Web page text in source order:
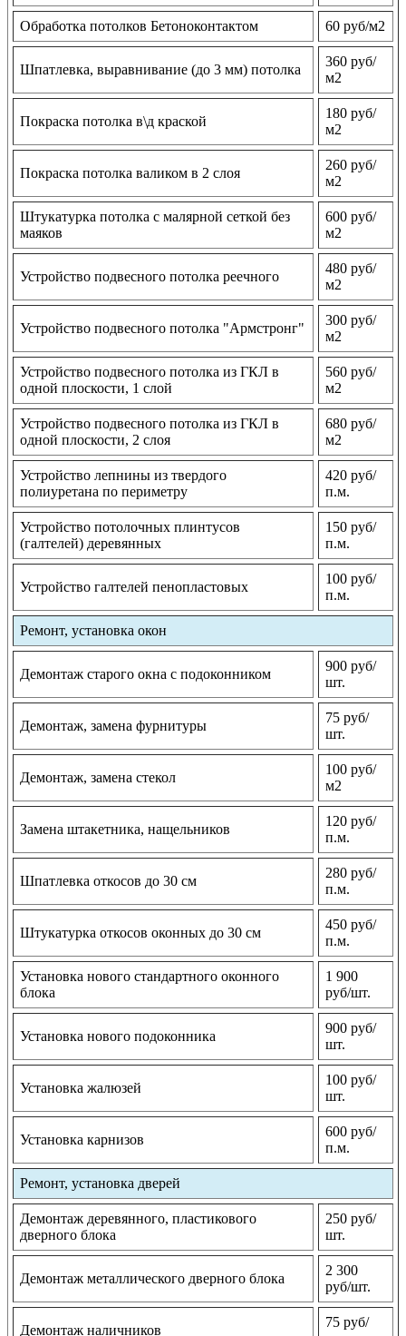
Обработка потолков Бетоноконтактом 60 руб/м2
Шпатлевка, выравнивание (до 3 мм) потолка
360 руб/
м2
Покраска потолка в\д краской
180 руб/
м2
Покраска потолка валиком в 2 слоя
260 руб/
м2
Штукатурка потолка с малярной сеткой без
маяков
600 руб/
м2
Устройство подвесного потолка реечного
480 руб/
м2
Устройство подвесного потолка "Армстронг"
300 руб/
м2
Устройство подвесного потолка из ГКЛ в
одной плоскости, 1 слой
560 руб/
м2
Устройство подвесного потолка из ГКЛ в
одной плоскости, 2 слоя
680 руб/
м2
Устройство лепнины из твердого
полиуретана по периметру
420 руб/
п.м.
Устройство потолочных плинтусов
(галтелей) деревянных
150 руб/
п.м.
Устройство галтелей пенопластовых
100 руб/
п.м.
Ремонт, установка окон
Демонтаж старого окна с подоконником
900 руб/
шт.
Демонтаж, замена фурнитуры
75 руб/
шт.
Демонтаж, замена стекол
100 руб/
м2
Замена штакетника, нащельников
120 руб/
п.м.
Шпатлевка откосов до 30 см
280 руб/
п.м.
Штукатурка откосов оконных до 30 см
450 руб/
п.м.
Установка нового стандартного оконного
блока
1 900
руб/шт.
Установка нового подоконника
900 руб/
шт.
Установка жалюзей
100 руб/
шт.
Установка карнизов
600 руб/
п.м.
Ремонт, установка дверей
Демонтаж деревянного, пластикового
дверного блока
250 руб/
шт.
Демонтаж металлического дверного блока
2 300
руб/шт.
Демонтаж наличников
75 руб/